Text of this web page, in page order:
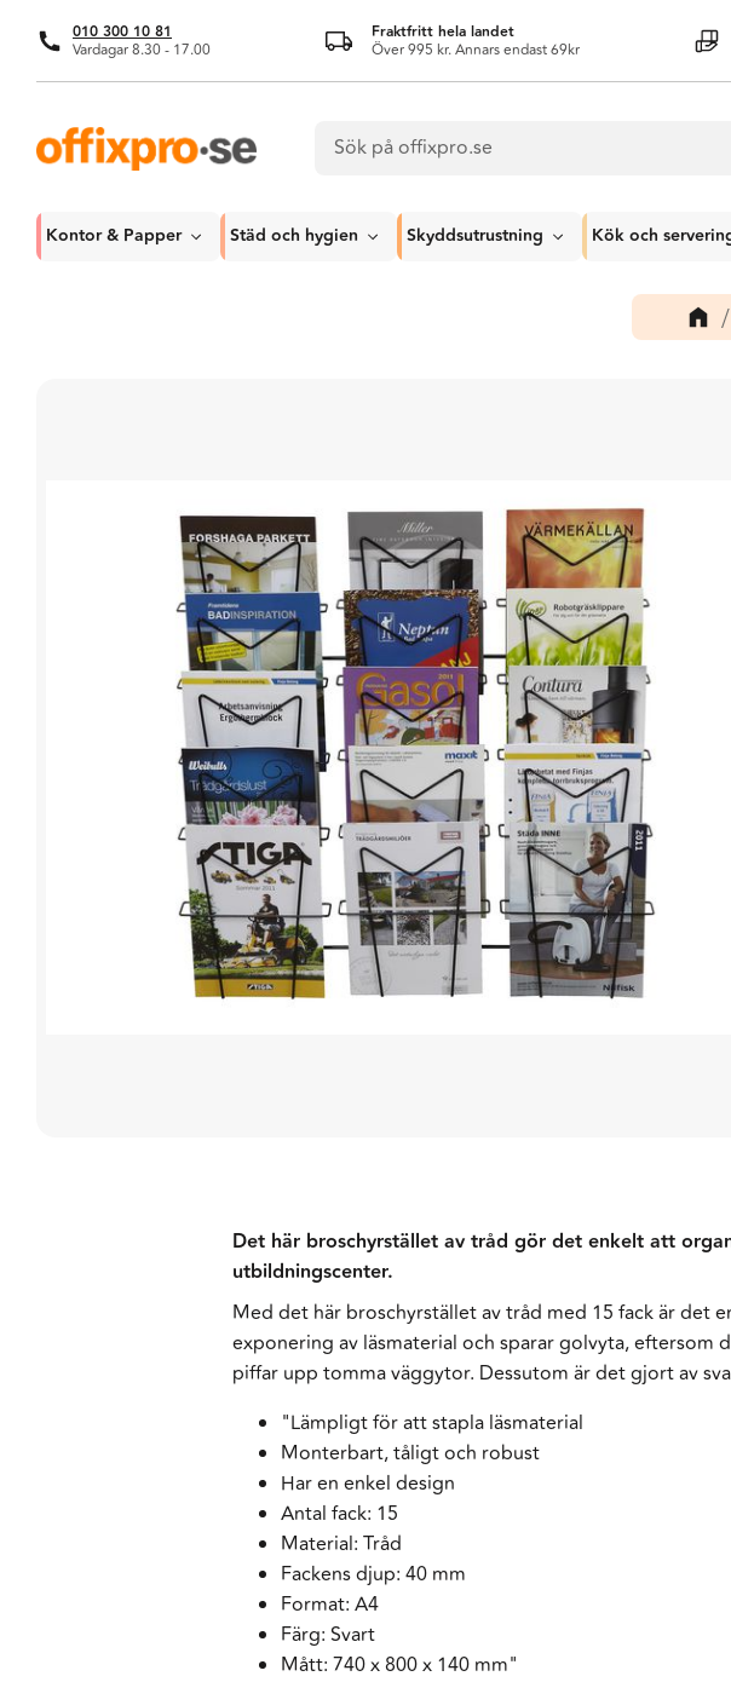
010 300 10 81
Vardagar 8.30 - 17.00
Fraktfritt hela landet
Över 995 kr. Annars endast 69kr
Kontor & Papper Städ och hygien Skyddsutrustning Kök och
Det här broschyrstället av tråd gör det enkelt att
utbildningscenter.
Med det här broschyrstället av tråd med 15 fack är det
exponering av läsmaterial och sparar golvyta,
piffar upp tomma väggytor. Dessutom är det gjort av
"Lämpligt för att stapla läsmaterial
Monterbart, tåligt och robust
Har en enkel design
Antal fack: 15
Material: Tråd
Fackens djup: 40 mm
Format: A4
Färg: Svart
Mått: 740 x 800 x 140 mm"